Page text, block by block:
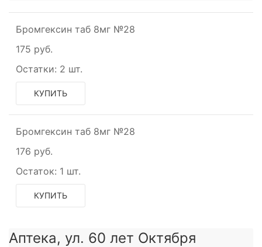
Бромгексин таб 8мг №28
175 руб.
Остатки: 2 шт.
КУПИТЬ
Бромгексин таб 8мг №28
176 руб.
Остаток: 1 шт.
КУПИТЬ
Аптека, ул. 60 лет Октября